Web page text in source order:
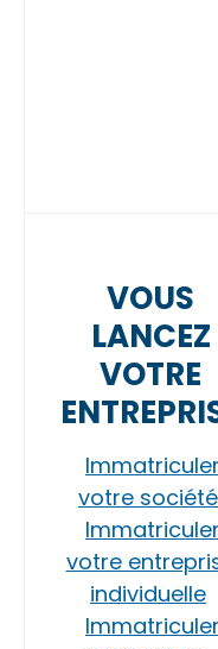
VOUS
LANCEZ
VOTRE
Immatriculer
votre société
Immatriculer
votre
individuelle
Immatriculer